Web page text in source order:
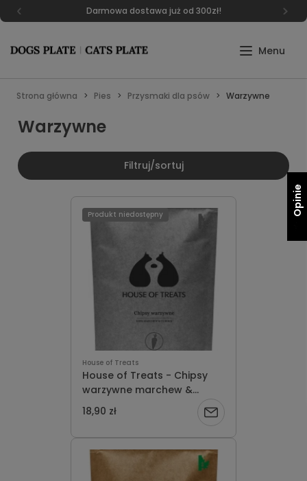
Darmowa dostawa już od 300zł!
Strona główna Pies Przysmaki dla psów Warzywne
Warzywne
Filtruj/sortuj
House of Treats
House of Treats - Chipsy
warzywne marchew &
cukinia 120g
18,90 zł
Produkt niedostępny
Powiadom
o
dostępności
Opinie